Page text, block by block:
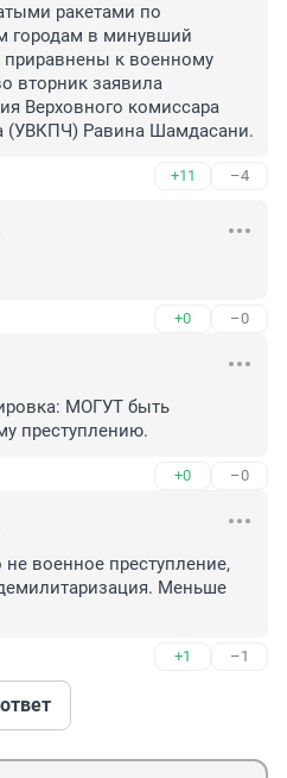
ракетами по
городам в минувший
приравнены к военному
вторник заявила
Верховного комиссара
(УВКПЧ) Равина Шамдасани.
+11 –4
+0 –0
МОГУТ быть
преступлению.
+0 –0
не военное преступление,
Меньше
+1 –1